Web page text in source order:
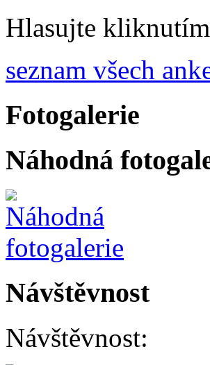
Hlasujte
seznam všech
Fotogalerie
Náhodná
Návštěvnost
Návštěvnost: